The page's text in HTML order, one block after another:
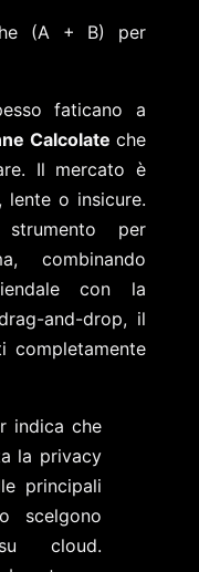
(A + B) per
faticano a
Calcolate che
Il mercato è
lente o insicure.
per
combinando
con la
and-drop, il
completamente
indica che
la privacy
principali
scelgono
cloud.